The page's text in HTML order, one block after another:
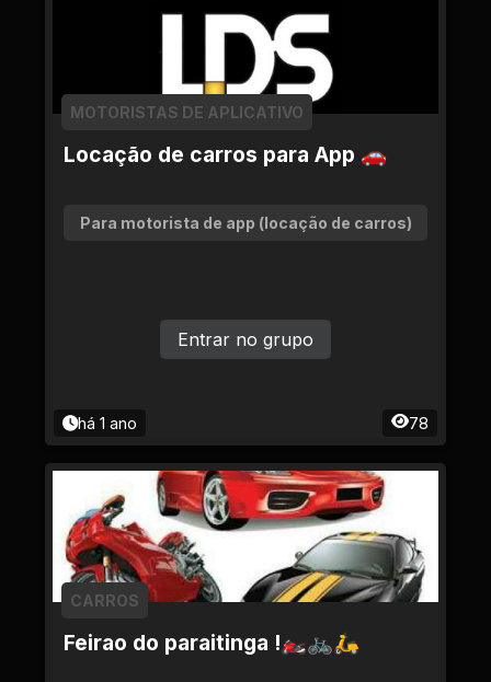
Locação de carros para App 🚗
MOTORISTAS DE APLICATIVO
Para motorista de app (locação de carros)
há 1 ano 78
Entrar no grupo
Feirao do paraitinga !🏍🚲🛵
CARROS